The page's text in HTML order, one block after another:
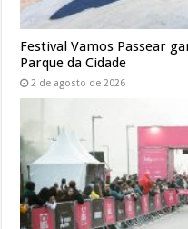
Festival Vamos Passear
Parque da Cidade
2 de agosto de 2026